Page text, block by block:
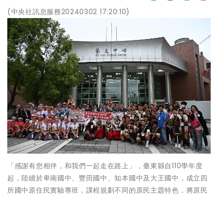
(中央社訊息服務20240302 17:20:10)
「感謝有您相伴，和我們一起走在路上」，臺東縣自110學年度
起，陸續於卑南國中、豐田國中、知本國中及大王國中，成立四
所國中原住民實驗專班，課程規劃不同的原民主題特色，將原民